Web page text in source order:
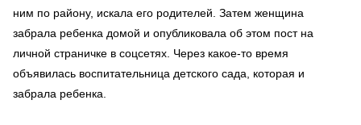
ним по району, искала его родителей. Затем женщина
забрала ребенка домой и опубликовала об этом пост на
личной страничке в соцсетях. Через какое-то время
объявилась воспитательница детского сада, которая и
забрала ребенка.